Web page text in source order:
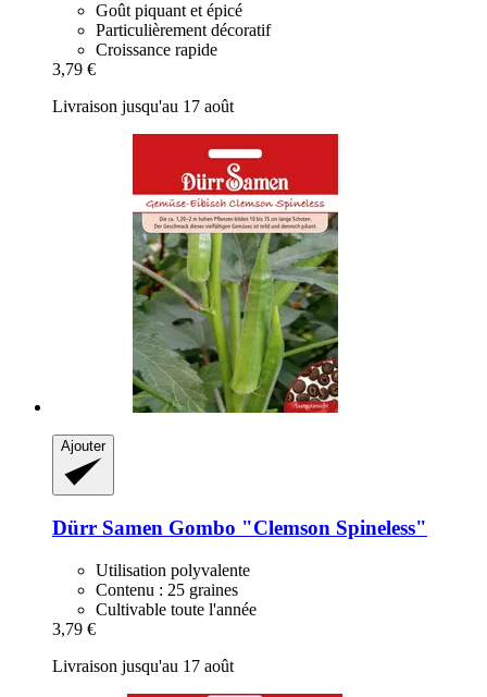
Goût piquant et épicé
Particulièrement décoratif
Croissance rapide
3,79 €
Livraison jusqu'au 17 août
Ajouter
Dürr Samen Gombo "Clemson Spineless"
Utilisation polyvalente
Contenu : 25 graines
Cultivable toute l'année
3,79 €
Livraison jusqu'au 17 août